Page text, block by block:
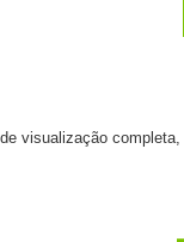
visualização